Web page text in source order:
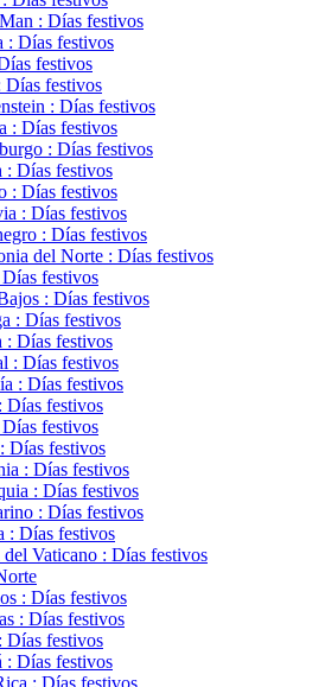
: Días festivos
: Días festivos
festivos
Días festivos
: Días festivos
: Días festivos
: Días festivos
: Días festivos
: Días festivos
: Días festivos
: Días festivos
del Norte : Días festivos
festivos
: Días festivos
: Días festivos
: Días festivos
: Días festivos
: Días festivos
Días festivos
festivos
Días festivos
: Días festivos
: Días festivos
: Días festivos
: Días festivos
Vaticano : Días festivos
: Días festivos
: Días festivos
Días festivos
: Días festivos